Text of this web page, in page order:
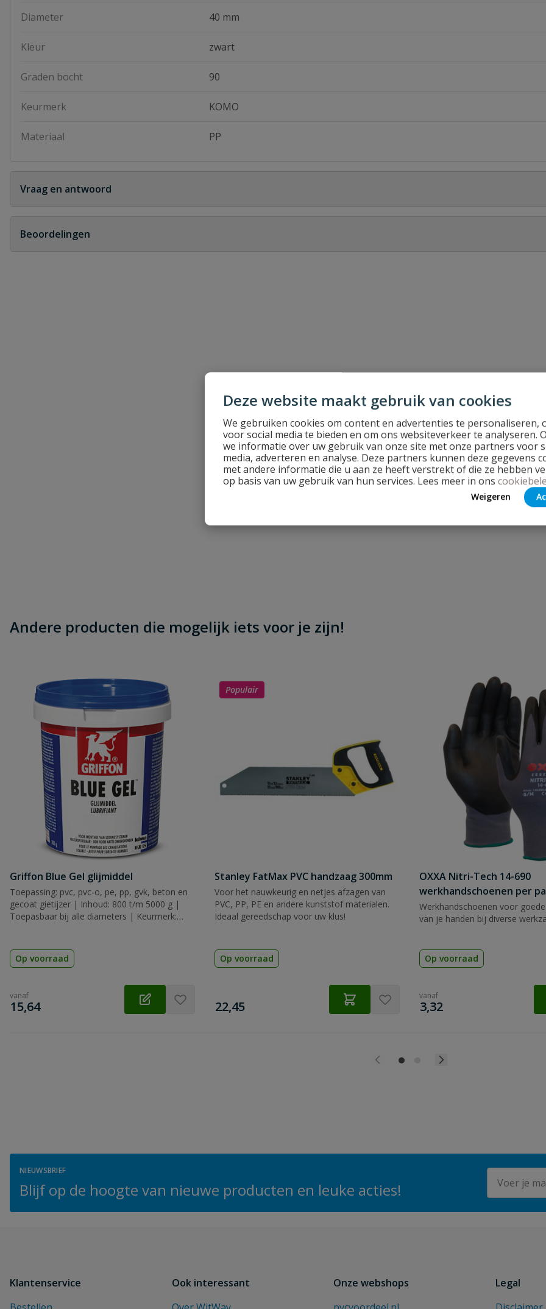
Deze website maakt gebruik van cookies
We gebruiken cookies om content en advertenties te personaliseren,
voor social media te bieden en om ons websiteverkeer te analyseren.
we informatie over uw gebruik van onze site met onze partners voor
media, adverteren en analyse. Deze partners kunnen deze gegevens
met andere informatie die u aan ze heeft verstrekt of die ze hebben
op basis van uw gebruik van hun services. Lees meer in ons
Weigeren
Diameter 40 mm
Kleur zwart
Graden bocht 90
Keurmerk KOMO
Materiaal PP
Vraag en antwoord
Geen vragen
Beoordelingen
Andere producten die mogelijk iets voor je zijn!
Griffon Blue Gel glijmiddel
Toepassing: pvc, pvc-o, pe, pp, gvk, beton en
gecoat gietijzer | Inhoud: 800 t/m 5000 g |
Toepasbaar bij alle diameters | Keurmerk:
Op voorraad
vanaf
€
15,64
Populair
Stanley FatMax PVC handzaag 300mm
Voor het nauwkeurig en netjes afzagen van
PVC, PP, PE en andere kunststof materialen.
Ideaal gereedschap voor uw klus!
Op voorraad
€
22,45
OXXA Nitri-Tech 14-690
werkhandschoenen per
Werkhandschoenen voor
van je handen bij diverse
Op voorraad
vanaf
€
3,32
NIEUWSBRIEF
Blijf op de hoogte van nieuwe producten en leuke acties!
Klantenservice
Ook interessant
Onze webshops
Legal